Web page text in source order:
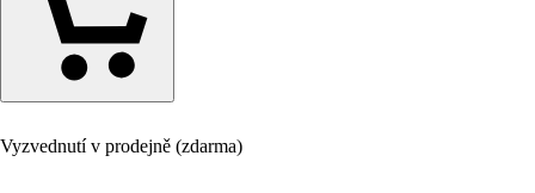
Vyzvednutí v prodejně (zdarma)